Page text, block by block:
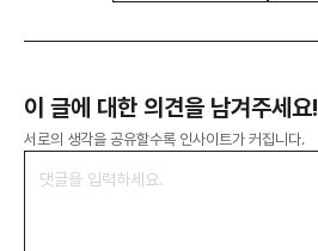
이 글에 대한 의견을 남겨주세요!
서로의 생각을 공유할수록 인사이트가 커집니다.